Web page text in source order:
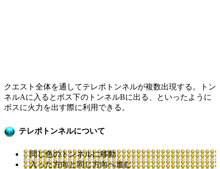
クエスト全体を通してテレポトンネルが複数出現する。トン
ネルAに入るとボス下のトンネルBに出る、といったように
ボスに火力を出す際に利用できる。
テレポトンネルについて
同じ色のトンネルに移動
入った方向と同じ方向へ進む